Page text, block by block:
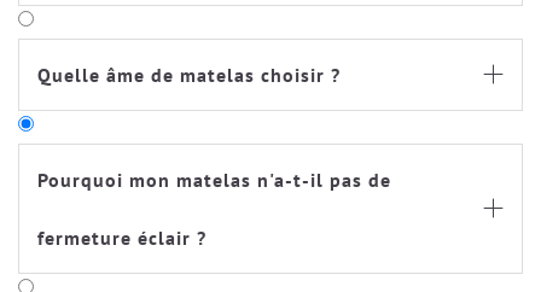
Quelle âme de matelas choisir ? 
Pourquoi mon matelas n'a-t-il pas de
fermeture éclair ?
